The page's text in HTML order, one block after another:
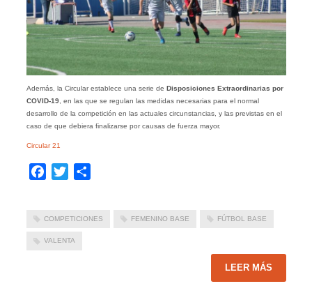
Además, la Circular establece una serie de Disposiciones Extraordinarias por
COVID-19, en las que se regulan las medidas necesarias para el normal
desarrollo de la competición en las actuales circunstancias, y las previstas en el
caso de que debiera finalizarse por causas de fuerza mayor.
Circular 21
Facebook
Twitter
COMPETICIONES FEMENINO BASE FÚTBOL BASE
VALENTA
LEER MÁS